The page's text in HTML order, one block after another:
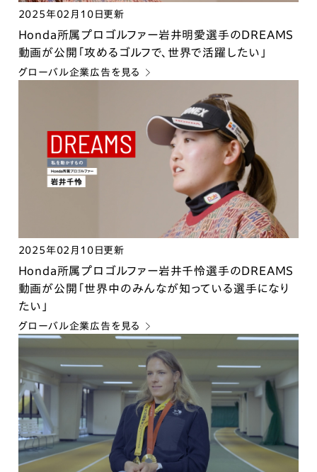
2025年02月10日更新
Honda所属プロゴルファー岩井明愛選手のDREAMS
動画が公開「攻めるゴルフで、世界で活躍したい」
グローバル企業広告を見る
2025年02月10日更新
Honda所属プロゴルファー岩井千怜選手のDREAMS
動画が公開「世界中のみんなが知っている選手になり
たい」
グローバル企業広告を見る